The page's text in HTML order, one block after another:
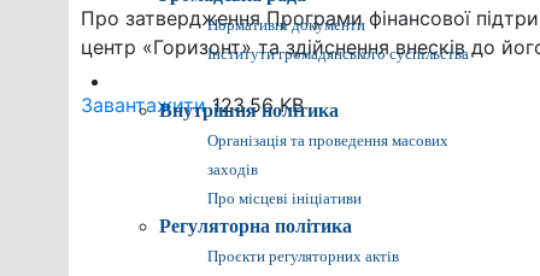
Нормативні документи
Інститути громадянського суспільства
Внутрішня політика
Організація та проведення масових
заходів
Про місцеві ініціативи
Регуляторна політика
Проєкти регуляторних актів
Про затвердження Програми фінансової
центр «Горизонт» та здійснення внесків до
Завантажити123.56 KB